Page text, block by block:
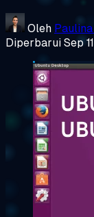
Oleh
Diperbarui Sep